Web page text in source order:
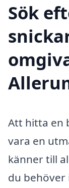
Sök
Att hitta en
vara en
känner till
du behöver